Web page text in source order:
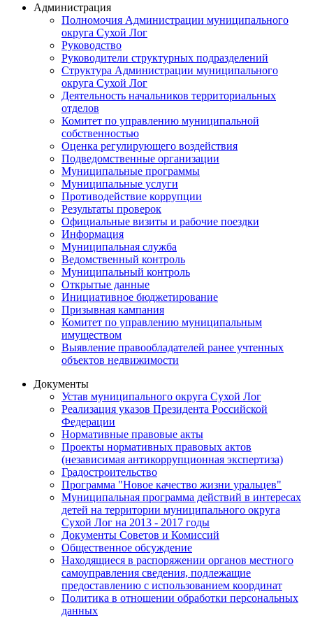
Администрация
Полномочия Администрации муниципального
округа Сухой Лог
Руководство
Руководители структурных подразделений
Структура Администрации муниципального
округа Сухой Лог
Деятельность начальников территориальных
отделов
Комитет по управлению муниципальной
собственностью
Оценка регулирующего воздействия
Подведомственные организации
Муниципальные программы
Муниципальные услуги
Противодействие коррупции
Результаты проверок
Официальные визиты и рабочие поездки
Информация
Муниципальная служба
Ведомственный контроль
Муниципальный контроль
Открытые данные
Инициативное бюджетирование
Призывная кампания
Комитет по управлению муниципальным
имуществом
Выявление правообладателей ранее учтенных
объектов недвижимости
Документы
Устав муниципального округа Сухой Лог
Реализация указов Президента Российской
Федерации
Нормативные правовые акты
Проекты нормативных правовых актов
(независимая антикоррупционная экспертиза)
Градостроительство
Программа "Новое качество жизни уральцев"
Муниципальная программа действий в интересах
детей на территории муниципального округа
Сухой Лог на 2013 - 2017 годы
Документы Советов и Комиссий
Общественное обсуждение
Находящиеся в распоряжении органов местного
самоуправления сведения, подлежащие
предоставлению с использованием координат
Политика в отношении обработки персональных
данных